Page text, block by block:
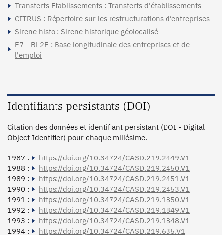
Transferts Etablissements : Transferts d'établissements
CITRUS : Répertoire sur les restructurations d’entreprises
Sirene histo : Sirene historique géolocalisé
E7 - BL2E : Base longitudinale des entreprises et de
l'emploi
Identifiants persistants (DOI)
Citation des données et identifiant persistant (DOI - Digital
Object Identifier) pour chaque millésime.
1987 :
https://doi.org/10.34724/CASD.219.2449.V1
1988 :
https://doi.org/10.34724/CASD.219.2450.V1
1989 :
https://doi.org/10.34724/CASD.219.2451.V1
1990 :
https://doi.org/10.34724/CASD.219.2453.V1
1991 :
https://doi.org/10.34724/CASD.219.1850.V1
1992 :
https://doi.org/10.34724/CASD.219.1849.V1
1993 :
https://doi.org/10.34724/CASD.219.1848.V1
1994 :
https://doi.org/10.34724/CASD.219.635.V1